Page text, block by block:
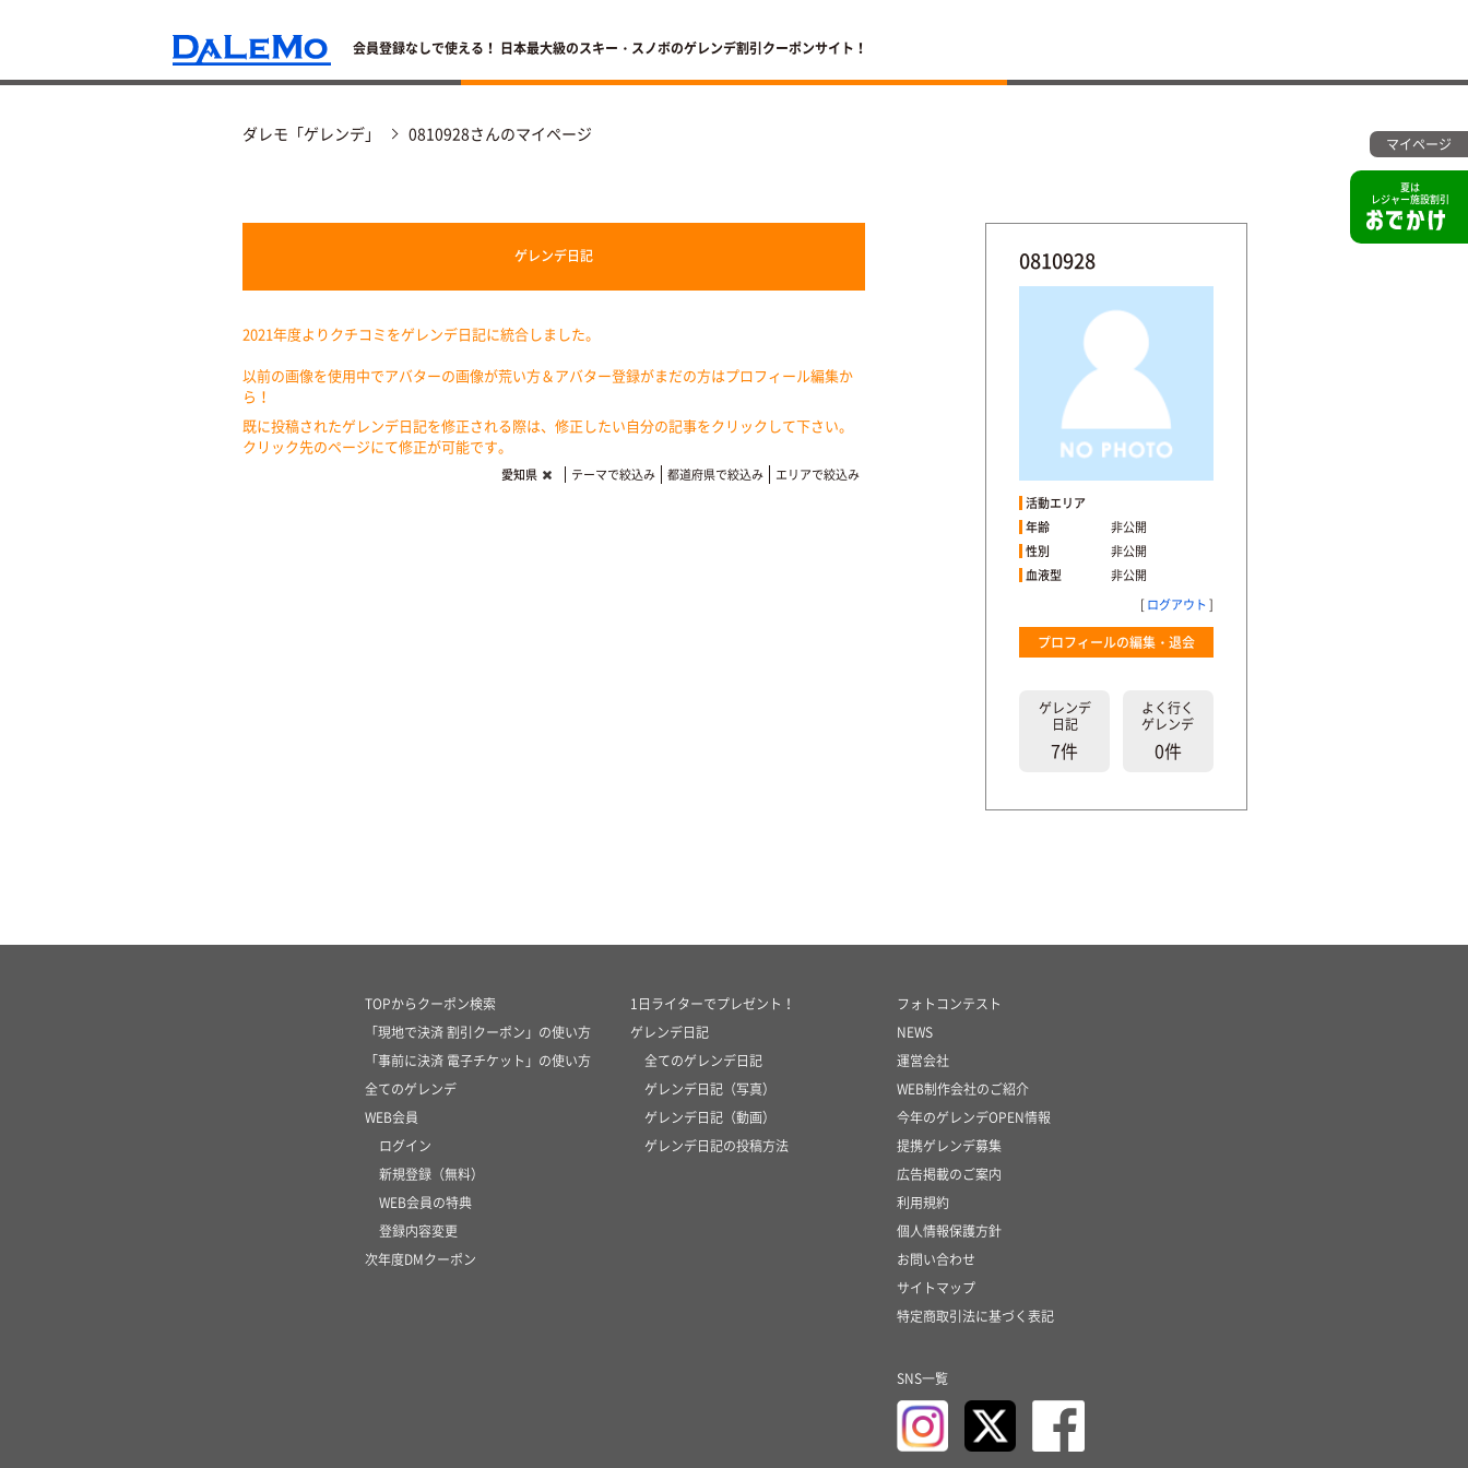
会員登録なしで使える！ 日本最大級のスキー・スノボのゲレンデ割引クーポンサイト！
夏は
レジャー施設割引
マイページ
ダレモ「ゲレンデ」 0810928さんのマイページ
ゲレンデ日記
2021年度よりクチコミをゲレンデ日記に統合しました。
以前の画像を使用中でアバターの画像が荒い方＆アバター登録がまだの方はプロフィール編集か
ら！
既に投稿されたゲレンデ日記を修正される際は、修正したい自分の記事をクリックして下さい。
クリック先のページにて修正が可能です。
愛知県 テーマで絞込み 都道府県で絞込み エリアで絞込み
0810928
活動エリア
年齢
非公開
性別
非公開
血液型
非公開
[ログアウト]
プロフィールの編集・退会
ゲレンデ
日記
7件
よく行く
ゲレンデ
0件
TOPからクーポン検索
「現地で決済 割引クーポン」の使い方
「事前に決済 電子チケット」の使い方
全てのゲレンデ
WEB会員
ログイン
新規登録（無料）
WEB会員の特典
登録内容変更
次年度DMクーポン
1日ライターでプレゼント！
ゲレンデ日記
全てのゲレンデ日記
ゲレンデ日記（写真）
ゲレンデ日記（動画）
ゲレンデ日記の投稿方法
フォトコンテスト
NEWS
運営会社
WEB制作会社のご紹介
今年のゲレンデOPEN情報
提携ゲレンデ募集
広告掲載のご案内
利用規約
個人情報保護方針
お問い合わせ
サイトマップ
特定商取引法に基づく表記
SNS一覧